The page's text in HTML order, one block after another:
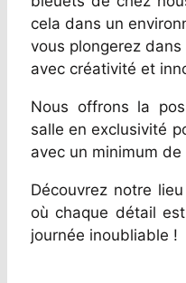
cela dans un
vous plongerez
avec créativité et
Nous offrons la
salle en exclusivité
avec un minimum
Découvrez notre
où chaque détail
journée inoubliable !